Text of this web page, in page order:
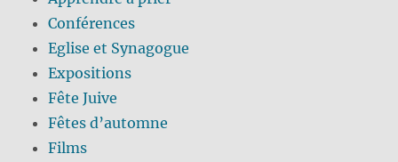
Conférences
Eglise et Synagogue
Expositions
Fête Juive
Fêtes d’automne
Films